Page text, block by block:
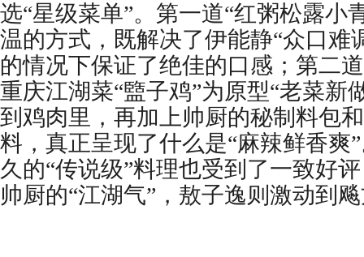
选“星级菜单”。第一道“红粥松露小
温的方式，既解决了伊能静“众口难
的情况下保证了绝佳的口感；第二
重庆江湖菜“盬子鸡”为原型“老菜新
到鸡肉里，再加上帅厨的秘制料包
料，真正呈现了什么是“麻辣鲜香爽
久的“传说级”料理也受到了一致好
帅厨的“江湖气”，敖子逸则激动到